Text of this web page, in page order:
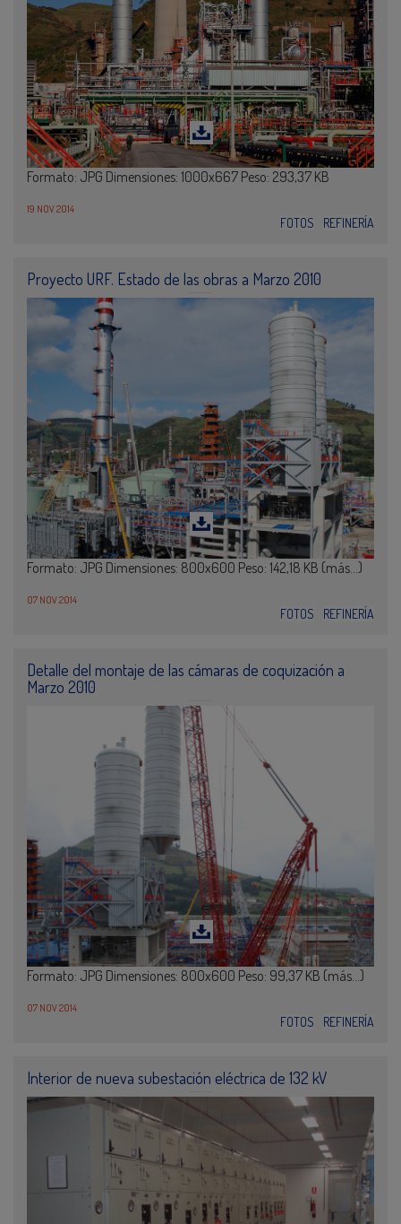
Formato: JPG Dimensiones: 1000x667 Peso: 293,37 KB
19 NOV 2014
FOTOS REFINERÍA
Proyecto URF. Estado de las obras a Marzo 2010
Formato: JPG Dimensiones: 800x600 Peso: 142,18 KB (más…)
07 NOV 2014
FOTOS REFINERÍA
Detalle del montaje de las cámaras de coquización a
Marzo 2010
Formato: JPG Dimensiones: 800x600 Peso: 99,37 KB (más…)
07 NOV 2014
FOTOS REFINERÍA
Interior de nueva subestación eléctrica de 132 kV